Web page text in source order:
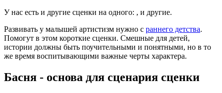
У нас есть и другие сценки на одного: , и другие.
Развивать у малышей артистизм нужно с раннего детства.
Помогут в этом короткие сценки. Смешные для детей,
истории должны быть поучительными и понятными, но в то
же время воспитывающими важные черты характера.
Басня - основа для сценария сценки